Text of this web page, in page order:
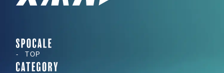
TOP